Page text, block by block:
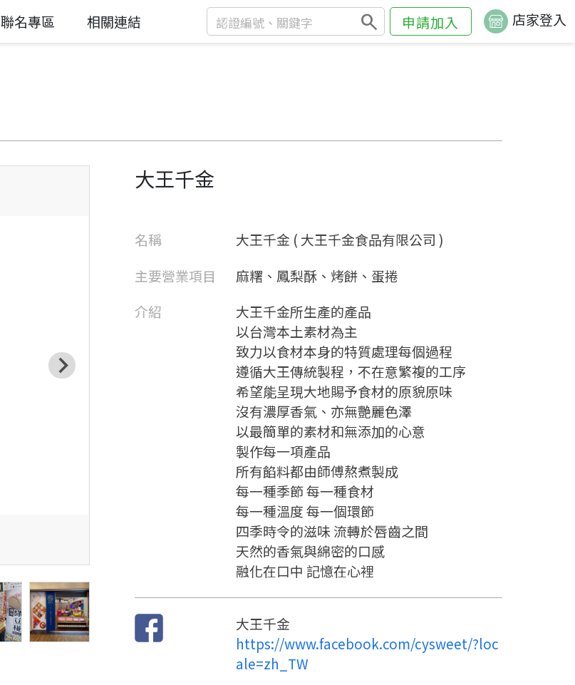
聯名專區 相關連結 search 申請加入 店家登入
大王千金
名稱
大王千金 ( 大王千金食品有限公司 )
主要營業項目
麻糬、鳳梨酥、烤餅、蛋捲
介紹
大王千金所生產的產品
以台灣本土素材為主
致力以食材本身的特質處理每個過程
遵循大王傳統製程，不在意繁複的工序
希望能呈現大地賜予食材的原貌原味
沒有濃厚香氣、亦無艷麗色澤
以最簡單的素材和無添加的心意
製作每一項產品
所有餡料都由師傅熬煮製成
每一種季節 每一種食材
每一種溫度 每一個環節
四季時令的滋味 流轉於唇齒之間
天然的香氣與綿密的口感
融化在口中 記憶在心裡
大王千金
https://www.facebook.com/cysweet/?loc
ale=zh_TW